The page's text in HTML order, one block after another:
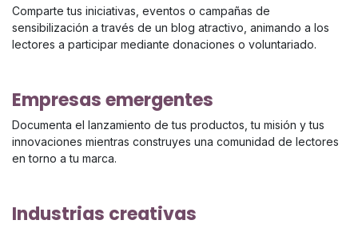
Comparte tus iniciativas, eventos o campañas de
sensibilización a través de un blog atractivo, animando a los
lectores a participar mediante donaciones o voluntariado.
Empresas emergentes
Documenta el lanzamiento de tus productos, tu misión y tus
innovaciones mientras construyes una comunidad de lectores
en torno a tu marca.
Industrias creativas